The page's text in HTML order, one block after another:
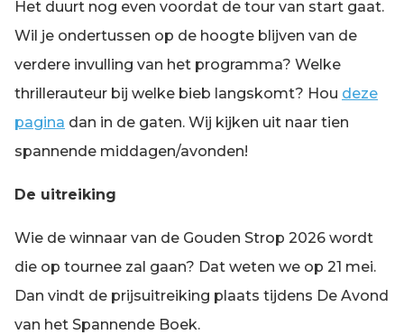
Het duurt nog even voordat de tour van start gaat.
Wil je ondertussen op de hoogte blijven van de
verdere invulling van het programma? Welke
thrillerauteur bij welke bieb langskomt? Hou deze
pagina dan in de gaten. Wij kijken uit naar tien
spannende middagen/avonden!
De uitreiking
Wie de winnaar van de Gouden Strop 2026 wordt
die op tournee zal gaan? Dat weten we op 21 mei.
Dan vindt de prijsuitreiking plaats tijdens De Avond
van het Spannende Boek.